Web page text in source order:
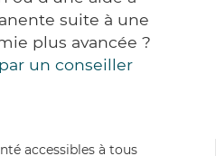
suite à une
plus avancée ?
un conseiller